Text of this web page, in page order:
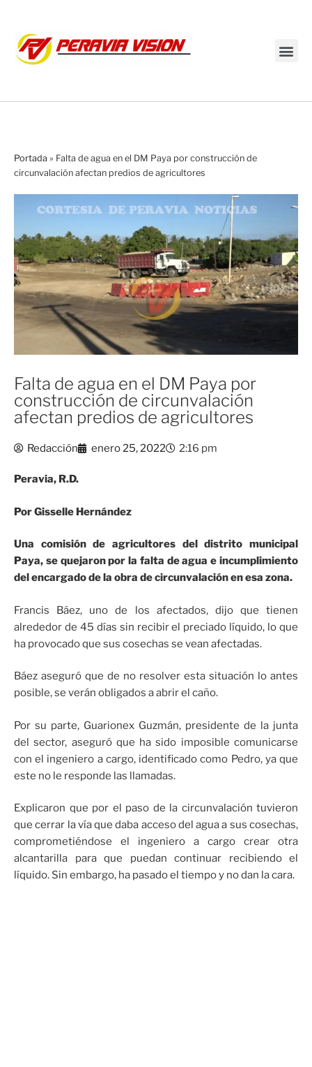
Portada » Falta de agua en el DM Paya por construcción de
circunvalación afectan predios de agricultores
Falta de agua en el DM Paya por
construcción de circunvalación
afectan predios de agricultores
Redacción enero 25, 2022 2:16 pm
Peravia, R.D.
Por Gisselle Hernández
Una comisión de agricultores del distrito municipal
Paya, se quejaron por la falta de agua e incumplimiento
del encargado de la obra de circunvalación en esa zona.
Francis Báez, uno de los afectados, dijo que tienen
alrededor de 45 días sin recibir el preciado líquido, lo que
ha provocado que sus cosechas se vean afectadas.
Báez aseguró que de no resolver esta situación lo antes
posible, se verán obligados a abrir el caño.
Por su parte, Guarionex Guzmán, presidente de la junta
del sector, aseguró que ha sido imposible comunicarse
con el ingeniero a cargo, identificado como Pedro, ya que
este no le responde las llamadas.
Explicaron que por el paso de la circunvalación tuvieron
que cerrar la vía que daba acceso del agua a sus cosechas,
comprometiéndose el ingeniero a cargo crear otra
alcantarilla para que puedan continuar recibiendo el
líquido. Sin embargo, ha pasado el tiempo y no dan la cara.